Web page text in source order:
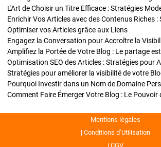
L'Art de Choisir un Titre Efficace : Stratégies
Optimiser vos Articles grâce aux Liens
Engagez la Conversation pour Accroître la
Amplifiez la Portée de Votre Blog : Le partage
Mentions légales
Conditions d’Utilisation
CGV